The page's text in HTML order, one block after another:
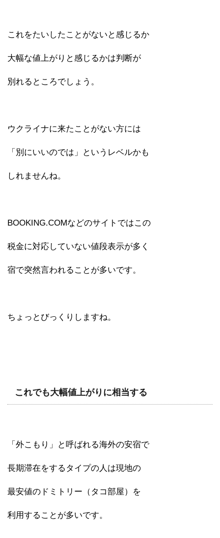
これをたいしたことがないと感じるか
大幅な値上がりと感じるかは判断が
別れるところでしょう。
ウクライナに来たことがない方には
「別にいいのでは」というレベルかも
しれませんね。
BOOKING.COMなどのサイトではこの
税金に対応していない値段表示が多く
宿で突然言われることが多いです。
ちょっとびっくりしますね。
これでも大幅値上がりに相当する
「外こもり」と呼ばれる海外の安宿で
長期滞在をするタイプの人は現地の
最安値のドミトリー（タコ部屋）を
利用することが多いです。